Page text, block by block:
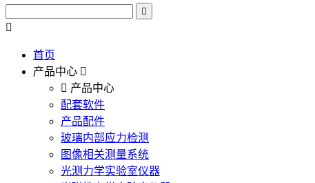
首页
产品中心
产品中心
配套软件
产品配件
玻璃内部应力检测
图像相关测量系统
光测力学实验室仪器